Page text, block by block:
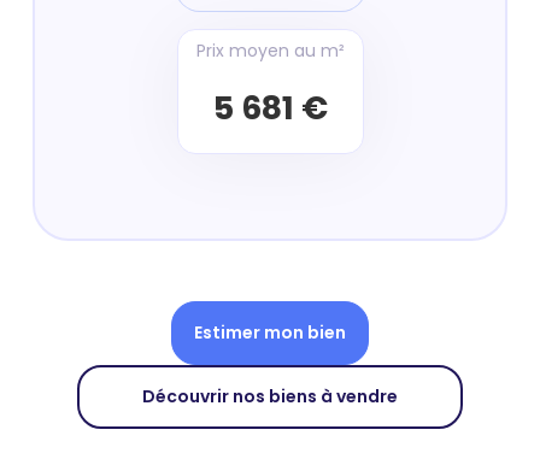
Prix moyen au m²
5 681 €
Estimer mon bien
Découvrir nos biens à vendre